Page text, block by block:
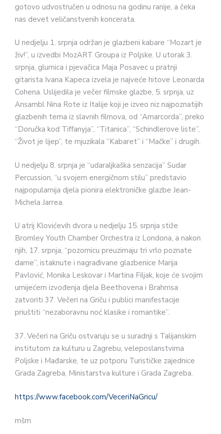
gotovo udvostručen u odnosu na godinu ranije, a čeka
nas devet veličanstvenih koncerata.
U nedjelju 1. srpnja održan je glazbeni kabare “Mozart je
živ!”, u izvedbi MozART Groupa iz Poljske. U utorak 3.
srpnja, glumica i pjevačica Maja Posavec u pratnji
gitarista Ivana Kapeca izvela je najveće hitove Leonarda
Cohena. Uslijedila je večer filmske glazbe, 5. srpnja, uz
Ansambl Nina Rote iz Italije koji je izveo niz najpoznatijih
glazbenih tema iz slavnih filmova, od “Amarcorda”, preko
“Doručka kod Tiffanyja”, “Titanica”, “Schindlerove liste”,
“Život je lijep”, te mjuzikala “Kabaret” i “Mačke” i drugih.
U nedjelju 8. srpnja je “udaraljkaška senzacija” Sudar
Percussion, “u svojem energičnom stilu” predstavio
najpopularnija djela pionira elektroničke glazbe Jean-
Michela Jarrea.
U atrij Klovićevih dvora u nedjelju 15. srpnja stiže
Bromley Youth Chamber Orchestra iz Londona, a nakon
njih, 17. srpnja, “pozornicu preuzimaju tri vrlo poznate
dame”, istaknute i nagrađivane glazbenice Marija
Pavlović, Monika Leskovar i Martina Filjak, koje će svojim
umijećem izvođenja djela Beethovena i Brahmsa
zatvoriti 37. Večeri na Griču i publici manifestacije
priuštiti “nezaboravnu noć klasike i romantike”.
37. Večeri na Griču ostvaruju se u suradnji s Talijanskim
institutom za kulturu u Zagrebu, veleposlanstvima
Poljske i Mađarske, te uz potporu Turističke zajednice
Grada Zagreba, Ministarstva kulture i Grada Zagreba.
https://www.facebook.com/VeceriNaGricu/
mšm